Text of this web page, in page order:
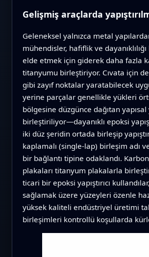
Gelişmiş araçlarda
Geleneksel yalnızca metal
mühendisler, hafiflik ve
elde etmek için giderek daha fazla
titanyumu birleştiriyor. Cıvata için
gibi zayıf noktalar yaratabilecek
yerine parçalar genellikle yükleri
bölgesine düzgünce dağıtan yapısal
birleştiriliyor—dayanıklı epoksi
iki düz şeridin ortada birleşip
kaplamalı (single-lap) birleşim adı
bir bağlantı tipine odaklandı.
plakaları titanyum plakalarla
ticari bir epoksi yapıştırıcı
sağlamak üzere yüzeyleri özenle
yüksek kaliteli endüstriyel üretimi
birleşimleri kontrollü koşullarda